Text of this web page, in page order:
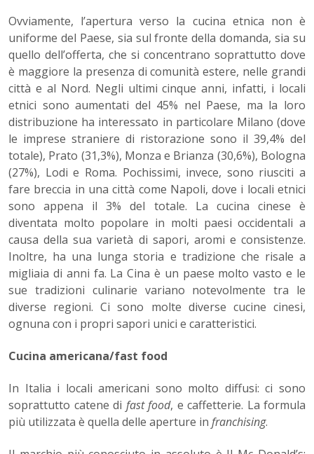
Ovviamente, l’apertura verso la cucina etnica non è
uniforme del Paese, sia sul fronte della domanda, sia su
quello dell’offerta, che si concentrano soprattutto dove
è maggiore la presenza di comunità estere, nelle grandi
città e al Nord. Negli ultimi cinque anni, infatti, i locali
etnici sono aumentati del 45% nel Paese, ma la loro
distribuzione ha interessato in particolare Milano (dove
le imprese straniere di ristorazione sono il 39,4% del
totale), Prato (31,3%), Monza e Brianza (30,6%), Bologna
(27%), Lodi e Roma. Pochissimi, invece, sono riusciti a
fare breccia in una città come Napoli, dove i locali etnici
sono appena il 3% del totale. La cucina cinese è
diventata molto popolare in molti paesi occidentali a
causa della sua varietà di sapori, aromi e consistenze.
Inoltre, ha una lunga storia e tradizione che risale a
migliaia di anni fa. La Cina è un paese molto vasto e le
sue tradizioni culinarie variano notevolmente tra le
diverse regioni. Ci sono molte diverse cucine cinesi,
ognuna con i propri sapori unici e caratteristici.
Cucina americana/fast food
In Italia i locali americani sono molto diffusi: ci sono
soprattutto catene di fast food, e caffetterie. La formula
più utilizzata è quella delle aperture in franchising.